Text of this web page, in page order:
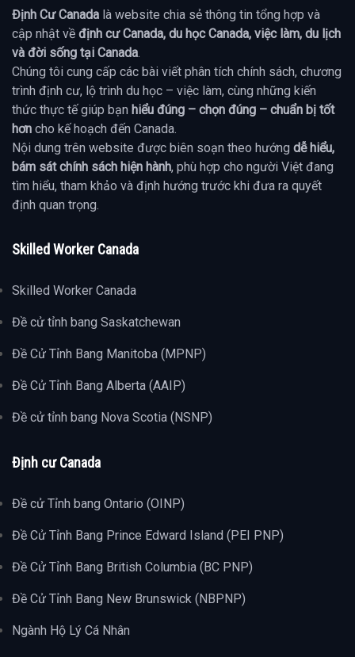
Định Cư Canada là website chia sẻ thông tin tổng hợp và
cập nhật về định cư Canada, du học Canada, việc làm, du lịch
và đời sống tại Canada
Chúng tôi cung cấp các bài viết phân tích chính sách, chương
trình định cư, lộ trình du học – việc làm, cùng những kiến
thức thực tế giúp bạn hiểu đúng – chọn đúng – chuẩn bị tốt
hơn cho kế hoạch đến Canada.
Nội dung trên website được biên soạn theo hướng dễ hiểu,
bám sát chính sách hiện hành, phù hợp cho người Việt đang
tìm hiểu, tham khảo và định hướng trước khi đưa ra quyết
định quan trọng.
Skilled Worker Canada
Skilled Worker Canada
Đề cử tỉnh bang Saskatchewan
Đề Cử Tỉnh Bang Manitoba (MPNP)
Đề Cử Tỉnh Bang Alberta (AAIP)
Đề cử tỉnh bang Nova Scotia (NSNP)
Định cư Canada
Đề cử Tỉnh bang Ontario (OINP)
Đề Cử Tỉnh Bang Prince Edward Island (PEI PNP)
Đề Cử Tỉnh Bang British Columbia (BC PNP)
Đề Cử Tỉnh Bang New Brunswick (NBPNP)
Ngành Hộ Lý Cá Nhân